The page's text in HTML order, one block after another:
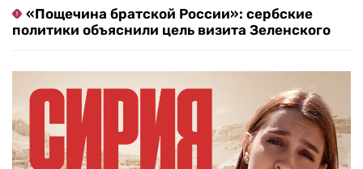
«Пощечина братской России»: сербские
политики объяснили цель визита Зеленского